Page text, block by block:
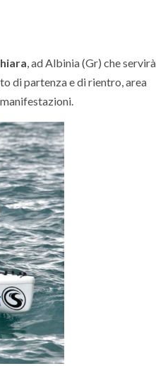
, ad Albinia (Gr) che servirà
di partenza e di rientro, area